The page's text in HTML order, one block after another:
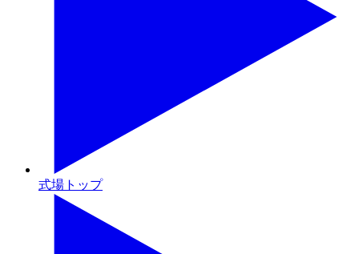
式場トップ